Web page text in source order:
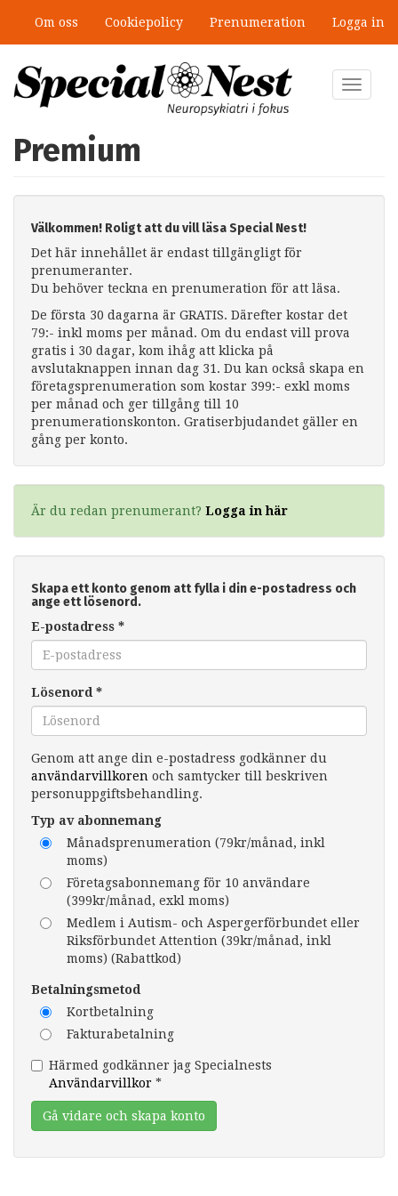
huvudinnehåll
Om oss Cookiepolicy Prenumeration Logga in
Toggle
Premium
Välkommen! Roligt att du vill läsa Special Nest!
Det här innehållet är endast tillgängligt för
prenumeranter.
Du behöver teckna en prenumeration för att läsa.
De första 30 dagarna är GRATIS. Därefter kostar det
79:- inkl moms per månad. Om du endast vill prova
gratis i 30 dagar, kom ihåg att klicka på
avslutaknappen innan dag 31. Du kan också skapa en
företagsprenumeration som kostar 399:- exkl moms
per månad och ger tillgång till 10
prenumerationskonton. Gratiserbjudandet gäller en
gång per konto.
Är du redan prenumerant? Logga in här
Skapa ett konto genom att fylla i din e-postadress och
ange ett lösenord.
E-postadress *
Lösenord *
Genom att ange din e-postadress godkänner du
användarvillkoren och samtycker till beskriven
personuppgiftsbehandling.
Typ av abonnemang
Månadsprenumeration (79kr/månad, inkl
moms)
Företagsabonnemang för 10 användare
(399kr/månad, exkl moms)
Medlem i Autism- och Aspergerförbundet eller
Riksförbundet Attention (39kr/månad, inkl
moms) (Rabattkod)
Betalningsmetod
Kortbetalning
Fakturabetalning
Härmed godkänner jag Specialnests
Användarvillkor *
Gå vidare och skapa konto